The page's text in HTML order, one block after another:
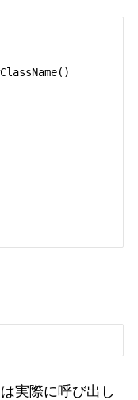
は実際に呼び出し